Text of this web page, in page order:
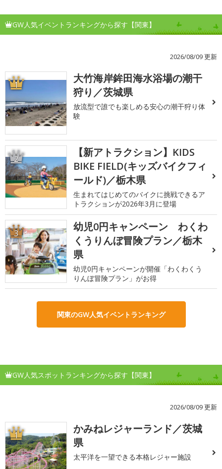
GW人気イベントランキングから探す【関東】
2026/08/09 更新
1
大竹海岸鉾田海水浴場の潮干
狩り／茨城県
放流型で誰でも楽しめる安心の潮干狩り体
験
2
【新アトラクション】KIDS
BIKE FIELD(キッズバイクフィ
ールド)／栃木県
生まれてはじめてのバイクに挑戦できるア
トラクションが2026年3月に登場
3
幼児0円キャンペーン わくわ
くうりんぼ冒険プラン／栃木
県
幼児0円キャンペーンが開催「わくわくう
りんぼ冒険プラン」がお得
関東のGW人気イベントランキング
GW人気スポットランキングから探す【関東】
2026/08/09 更新
1
かみねレジャーランド／茨城
県
太平洋を一望できる本格レジャー施設